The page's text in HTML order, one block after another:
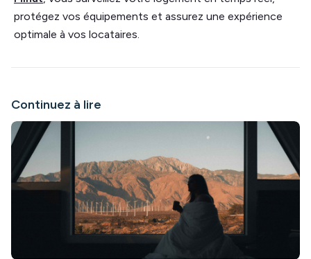
protégez vos équipements et assurez une expérience
optimale à vos locataires.
Continuez à lire